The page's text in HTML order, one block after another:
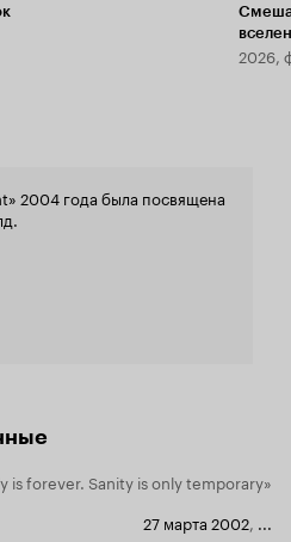
2026,
2004 года была посвящена
is forever. Sanity is only temporary»
27 марта 2002, ...